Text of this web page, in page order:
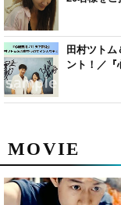
MOVIE
田村ツト
ント！／『